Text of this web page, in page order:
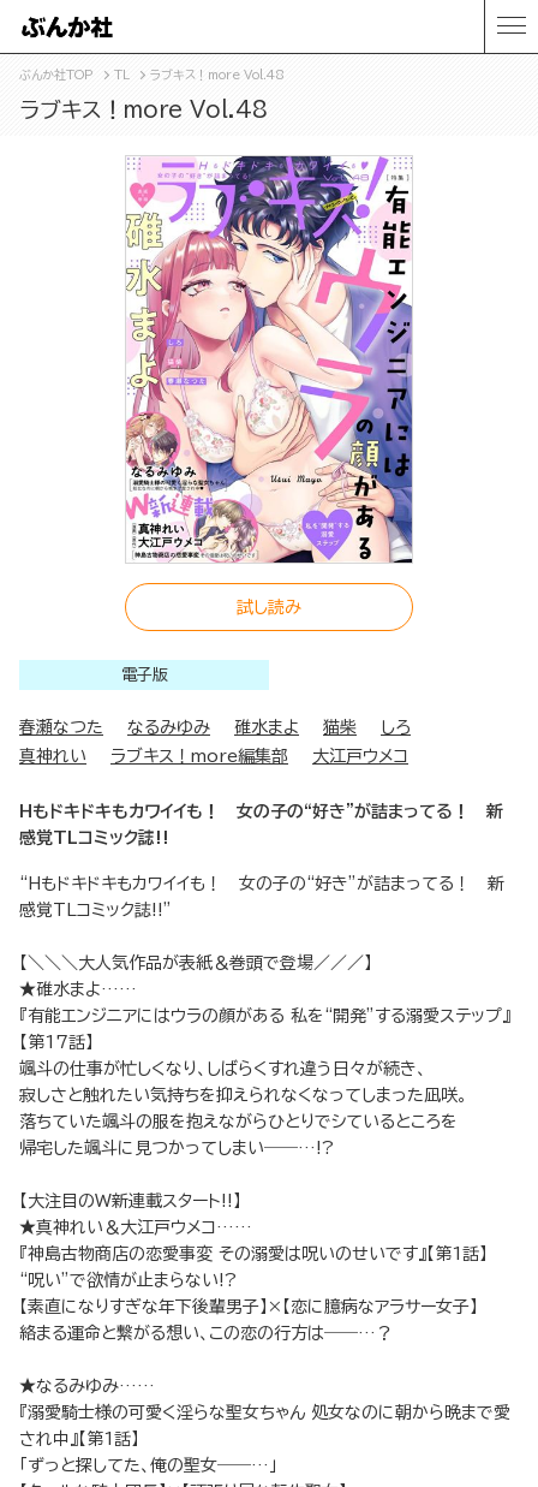
ぶんか社TOP TL ラブキス！more Vol.48
ラブキス！more Vol.48
試し読み
電子版
春瀬なつた なるみゆみ 碓水まよ 猫柴
しろ
真神れい
ラブキス！more編集部 大江戸ウメコ
Hもドキドキもカワイイも！ 女の子の“好き”が詰まってる！ 新
感覚TLコミック誌!!
“Hもドキドキもカワイイも！ 女の子の“好き”が詰まってる！ 新
感覚TLコミック誌!!”
【＼＼＼大人気作品が表紙＆巻頭で登場／／／】
★碓水まよ……
『有能エンジニアにはウラの顔がある 私を“開発”する溺愛ステップ』
【第17話】
颯斗の仕事が忙しくなり、しばらくすれ違う日々が続き、
寂しさと触れたい気持ちを抑えられなくなってしまった凪咲。
落ちていた颯斗の服を抱えながらひとりでシているところを
帰宅した颯斗に見つかってしまい――…!?
【大注目のW新連載スタート!!】
★真神れい＆大江戸ウメコ……
『神島古物商店の恋愛事変 その溺愛は呪いのせいです』【第1話】
“呪い”で欲情が止まらない!?
【素直になりすぎな年下後輩男子】×【恋に臆病なアラサー女子】
絡まる運命と繋がる想い、この恋の行方は――…？
★なるみゆみ……
『溺愛騎士様の可愛く淫らな聖女ちゃん 処女なのに朝から晩まで愛
され中』【第1話】
「ずっと探してた、俺の聖女――…」